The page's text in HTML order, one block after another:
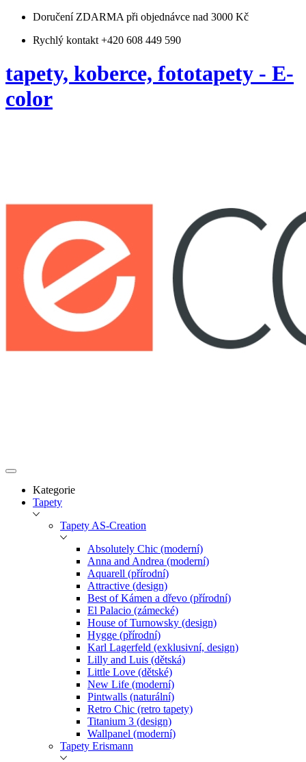
Doručení ZDARMA při objednávce nad 3000 Kč
Rychlý kontakt +420 608 449 590
tapety, koberce, fototapety - E-
color
Kategorie
Tapety
Tapety AS-Creation
Absolutely Chic (moderní)
Anna and Andrea (moderní)
Aquarell (přírodní)
Attractive (design)
Best of Kámen a dřevo (přírodní)
El Palacio (zámecké)
House of Turnowsky (design)
Hygge (přírodní)
Karl Lagerfeld (exklusivní, design)
Lilly and Luis (dětská)
Little Love (dětské)
New Life (moderní)
Pintwalls (naturální)
Retro Chic (retro tapety)
Titanium 3 (design)
Wallpanel (moderní)
Tapety Erismann